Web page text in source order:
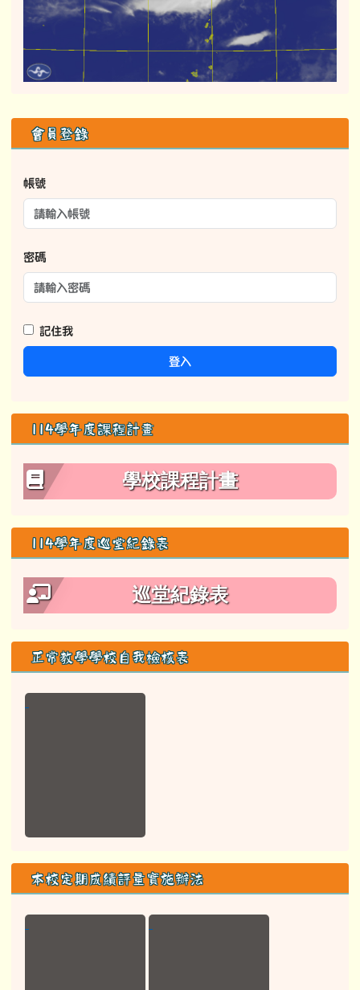
右邊區域內容
會員登錄
帳號
密碼
記住我
登入
114學年度課程計畫
學校課程計畫
114學年度巡堂紀錄表
巡堂紀錄表
正常教學學校自我檢核表
本校定期成績評量實施辦法